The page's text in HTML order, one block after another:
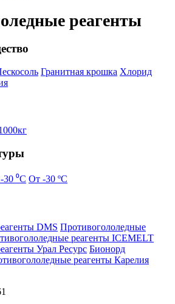
реагенты
Гранитная крошка Хлорид
30 ⁰С От -30 ºC
DMS Противогололедные
реагенты ICEMELT
Урал Ресурс Бионорд
реагенты Карелия